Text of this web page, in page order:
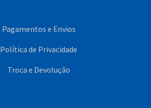
Pagamentos e Envios
Política de Privacidade
Troca e Devolução